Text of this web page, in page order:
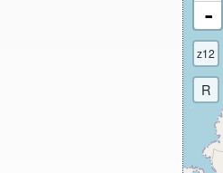
-
z12
R